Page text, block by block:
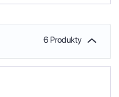
6 Produkty